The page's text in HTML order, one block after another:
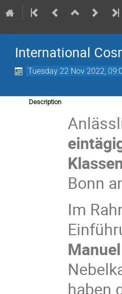
International
Tuesday 22 Nov 2022,
Description
Bonn
Im
haben